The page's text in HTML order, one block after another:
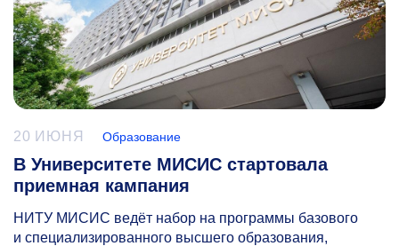
20 ИЮНЯ Образование
В Университете МИСИС стартовала
приемная кампания
НИТУ МИСИС ведёт набор на программы базового
и специализированного высшего образования,